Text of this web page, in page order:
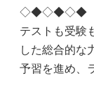
◇◆◇◆◇◆
テストも受験
した総合的な
予習を進め、